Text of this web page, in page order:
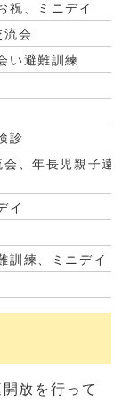
祝、ミニデイ
流会
い避難訓練
診
、年長児親子遠
イ
訓練、ミニデイ
放を行って